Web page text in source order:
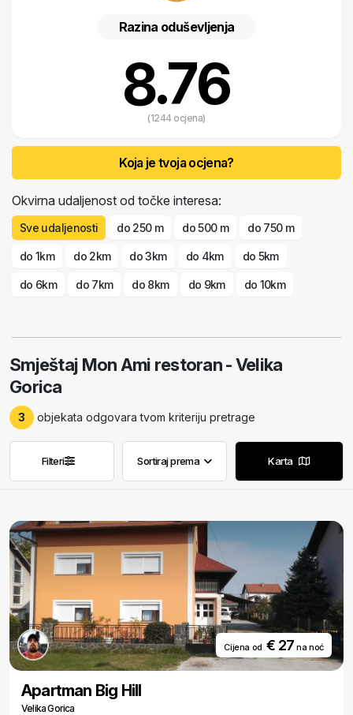
Razina oduševljenja
8.76
(1244 ocjena)
Koja je tvoja ocjena?
Okvirna udaljenost od točke interesa:
Sve udaljenosti do 250 m do 500 m do 750 m
do 1km do 2km do 3km do 4km do 5km
do 6km do 7km do 8km do 9km do 10km
Smještaj Mon Ami restoran - Velika
Gorica
3 objekata odgovara tvom kriteriju pretrage
Ukloni filtere
Filteri Ukloni filtere
Sortiraj prema Karta
Cijena od € 27na noć
Apartman Big Hill
Velika Gorica